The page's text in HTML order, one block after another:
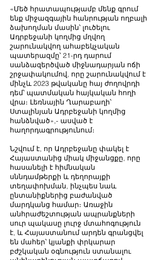
«Մեծ հրատապությամբ մենք գրում
ենք միջազգային հանրության ողբալի
ձախողման մասին՝ լուծելու
Ադրբեջանի կողմից մղվող
շարունակվող ահաբեկչական
պատերազմը՝ 21-րդ դարում
սանձազերծված միջնադարյան ոճի
շրջափակումով, որը շարունակվում է
մինչև 2023 թվականը հայ ժողովրդի
դեմ՝ պատմական հայկական հողի
վրա։ Լեռնային Ղարաբաղի՝
Ստալինյան Ադրբեջանի կողմից
հանձնված»,- ասված է
հաղորդագրությունում։
Նշվում է, որ Ադրբեջանը փակել է
Հայաստանից միակ միջանցքը, որը
հասանելի է հիմնական
սննդամթերքի և դեղորայքի
տեղափոխման, ինչպես նաև
ընտանիքներից բաժանված
մարդկանց համար։ Առաջին
անհրաժեշտության ապրանքների
սուր պակասը լուրջ մտահոգություն
է, և Հայաստանում արդեն գրանցվել
են մահեր՝ կյանքի փրկարար
բժշկական օգնություն ստանալու